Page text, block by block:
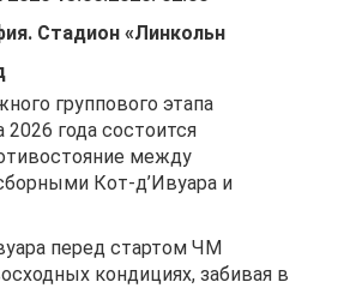
группового этапа
года состоится
между
Кот-д’Ивуара и
перед стартом ЧМ
кондициях, забивая в
. Стадион «Линкольн